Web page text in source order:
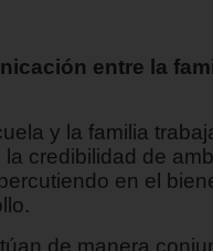
entre la
y la familia
credibilidad de
en el
de manera